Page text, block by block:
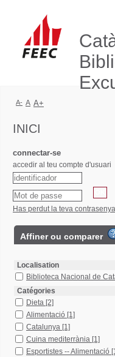
A- A A+
INICI
connectar-se
accedir al teu compte d'usuari
Has perdut la teva
Affiner ou comparer
Localisation
Biblioteca Nacional de
Catégories
Dieta [2]
Alimentació [1]
Catalunya [1]
Cuina mediterrània [1]
Esportistes -- Alimentació